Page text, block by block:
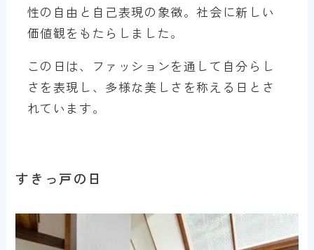
性の自由と自己表現の象徴。社会に新しい
価値観をもたらしました。
この日は、ファッションを通して自分らし
さを表現し、多様な美しさを称える日とさ
れています。
すきっ戸の日